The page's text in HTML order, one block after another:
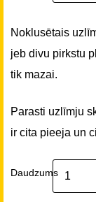
Noklusētais
jeb divu pirkstu
tik mazai.
Parasti uzlīmju
ir cita pieeja un
Daudzums